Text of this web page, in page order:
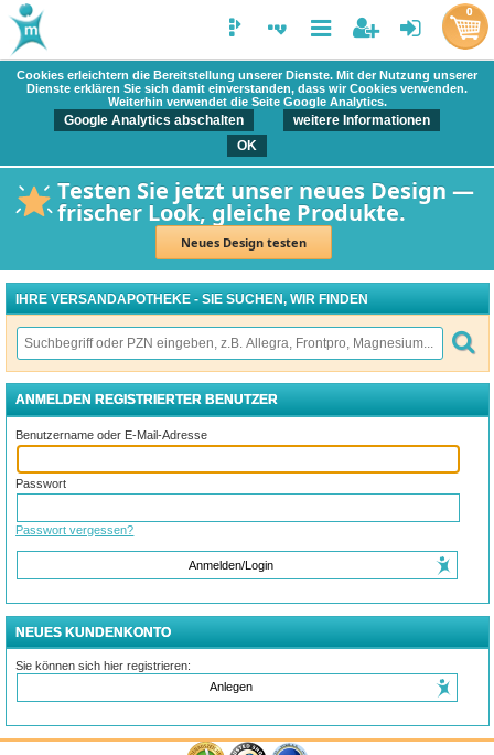
Cookies erleichtern die Bereitstellung unserer Dienste. Mit der Nutzung unserer
Dienste erklären Sie sich damit einverstanden, dass wir Cookies verwenden.
Weiterhin verwendet die Seite Google Analytics.
Google Analytics abschalten
weitere Informationen
OK
Testen Sie jetzt unser neues Design —
frischer Look, gleiche Produkte.
Neues Design testen
0
IHRE VERSANDAPOTHEKE - SIE SUCHEN, WIR FINDEN
ANMELDEN REGISTRIERTER BENUTZER
Benutzername oder E-Mail-Adresse
Passwort
Passwort vergessen?
Anmelden/Login
NEUES KUNDENKONTO
Sie können sich hier registrieren:
Anlegen